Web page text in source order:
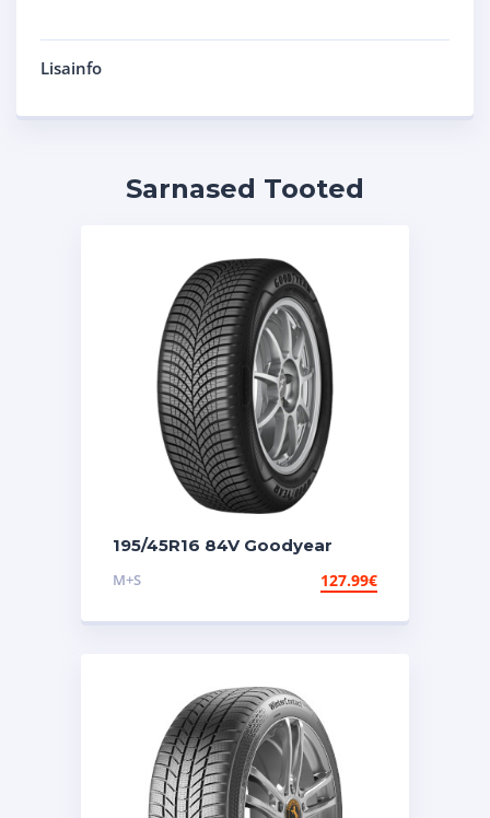
Lisainfo
Sarnased Tooted
195/45R16 84V Goodyear
M+S 127.99€